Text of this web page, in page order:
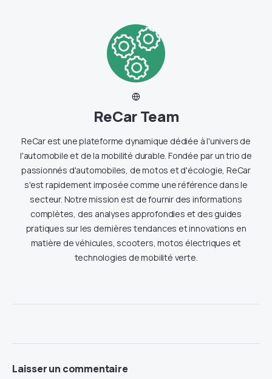
ReCar Team
ReCar est une plateforme dynamique dédiée à l'univers de
l'automobile et de la mobilité durable. Fondée par un trio de
passionnés d'automobiles, de motos et d'écologie, ReCar
s'est rapidement imposée comme une référence dans le
secteur. Notre mission est de fournir des informations
complètes, des analyses approfondies et des guides
pratiques sur les dernières tendances et innovations en
matière de véhicules, scooters, motos électriques et
technologies de mobilité verte.
Laisser un commentaire